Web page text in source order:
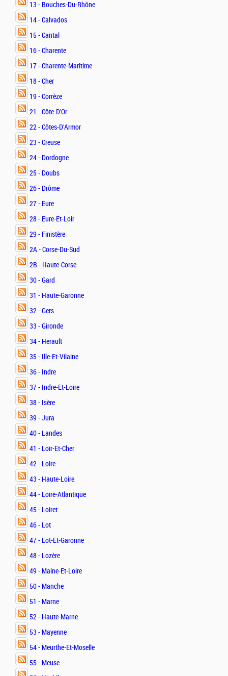
13 - Bouches-Du-Rhône
14 - Calvados
15 - Cantal
16 - Charente
17 - Charente-Maritime
18 - Cher
19 - Corrèze
21 - Côte-D'Or
22 - Côtes-D'Armor
23 - Creuse
24 - Dordogne
25 - Doubs
26 - Drôme
27 - Eure
28 - Eure-Et-Loir
29 - Finistère
2A - Corse-Du-Sud
2B - Haute-Corse
30 - Gard
31 - Haute-Garonne
32 - Gers
33 - Gironde
34 - Herault
35 - Ille-Et-Vilaine
36 - Indre
37 - Indre-Et-Loire
38 - Isère
39 - Jura
40 - Landes
41 - Loir-Et-Cher
42 - Loire
43 - Haute-Loire
44 - Loire-Atlantique
45 - Loiret
46 - Lot
47 - Lot-Et-Garonne
48 - Lozère
49 - Maine-Et-Loire
50 - Manche
51 - Marne
52 - Haute-Marne
53 - Mayenne
54 - Meurthe-Et-Moselle
55 - Meuse